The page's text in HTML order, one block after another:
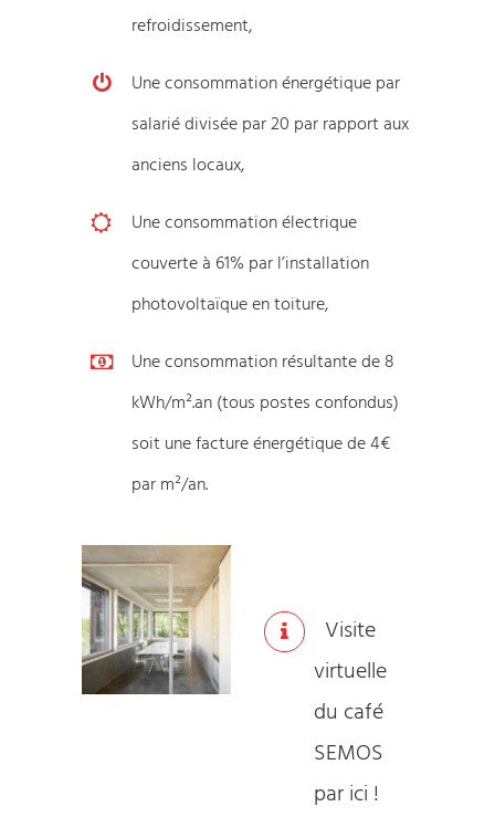
refroidissement,
Une consommation énergétique par
salarié divisée par 20 par rapport aux
anciens locaux,
Une consommation électrique
couverte à 61% par l’installation
photovoltaïque en toiture,
Une consommation résultante de 8
kWh/m².an (tous postes confondus)
soit une facture énergétique de 4€
par m²/an.
Visite
virtuelle
du café
SEMOS
par ici !